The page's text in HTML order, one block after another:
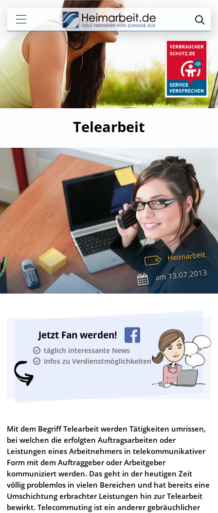
Telearbeit
Heimarbeit
am13.07.2013
Jetzt Fan werden!
täglich interessante News
Infos zu Verdienstmöglichkeiten
Mit dem Begriff Telearbeit werden Tätigkeiten umrissen,
bei welchen die erfolgten Auftragsarbeiten oder
Leistungen eines Arbeitnehmers in telekommunikativer
Form mit dem Auftraggeber oder Arbeitgeber
kommuniziert werden. Das geht in der heutigen Zeit
völlig problemlos in vielen Bereichen und hat bereits eine
Umschichtung erbrachter Leistungen hin zur Telearbeit
bewirkt. Telecommuting ist ein anderer gebräuchlicher